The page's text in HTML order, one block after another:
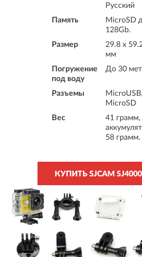
Русский
Память
MicroSD
128Gb.
Размер
29.8 x
мм
Погружение
под воду
До 30
Разъемы
MicroUSB,
MicroSD
Вес
41 грамм,
58 грамм.
КУПИТЬ SJCAM